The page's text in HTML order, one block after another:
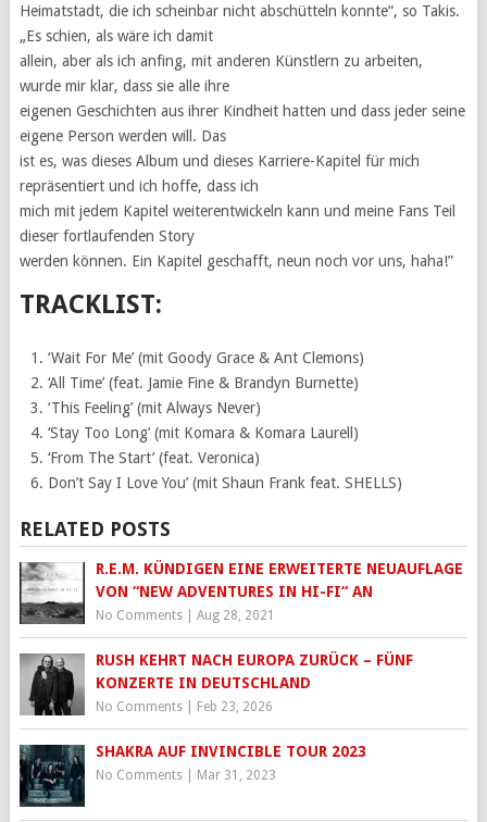
Heimatstadt, die ich scheinbar nicht abschütteln konnte“, so Takis.
„Es schien, als wäre ich damit
allein, aber als ich anfing, mit anderen Künstlern zu arbeiten,
wurde mir klar, dass sie alle ihre
eigenen Geschichten aus ihrer Kindheit hatten und dass jeder seine
eigene Person werden will. Das
ist es, was dieses Album und dieses Karriere-Kapitel für mich
repräsentiert und ich hoffe, dass ich
mich mit jedem Kapitel weiterentwickeln kann und meine Fans Teil
dieser fortlaufenden Story
werden können. Ein Kapitel geschafft, neun noch vor uns, haha!”
TRACKLIST:
‘Wait For Me’ (mit Goody Grace & Ant Clemons)
‘All Time’ (feat. Jamie Fine & Brandyn Burnette)
‘This Feeling’ (mit Always Never)
‘Stay Too Long’ (mit Komara & Komara Laurell)
‘From The Start’ (feat. Veronica)
Don’t Say I Love You’ (mit Shaun Frank feat. SHELLS)
RELATED POSTS
R.E.M. KÜNDIGEN EINE ERWEITERTE NEUAUFLAGE
VON “NEW ADVENTURES IN HI-FI“ AN
No Comments| Aug 28, 2021
RUSH KEHRT NACH EUROPA ZURÜCK – FÜNF
KONZERTE IN DEUTSCHLAND
No Comments| Feb 23, 2026
SHAKRA AUF INVINCIBLE TOUR 2023
No Comments| Mar 31, 2023